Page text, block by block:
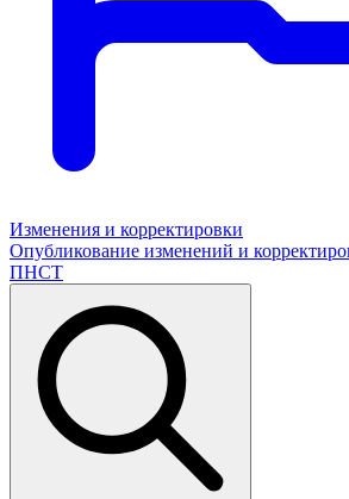
Изменения и корректировки
Опубликование изменений и
ПНСТ